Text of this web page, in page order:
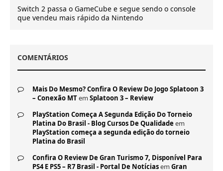
Switch 2 passa o GameCube e segue sendo o console
que vendeu mais rápido da Nintendo
COMENTÁRIOS
Mais Do Mesmo? Confira O Review Do Jogo Splatoon 3
– Conexão MTem Splatoon 3 – Review
PlayStation Começa A Segunda Edição Do Torneio
Platina Do Brasil - Blog Cursos De Qualidade em
PlayStation começa a segunda edição do torneio
Platina do Brasil
Confira O Review De Gran Turismo 7, Disponível Para
PS4 E PS5 – R7 Brasil - Portal De Notíciasem Gran